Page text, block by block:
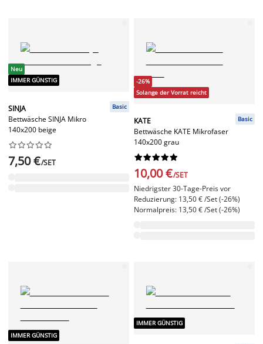
Neu
IMMER GÜNSTIG
SINJA
Bettwäsche SINJA Mikro
140x200 beige
Basic






7,50 €/SET
-26%
Solange der Vorrat reicht
KATE
Bettwäsche KATE Mikrofaser
140x200 grau
Basic






10,00 €/SET
Niedrigster 30-Tage-Preis vor
Reduzierung: 13,50 € /Set (-26%)
Normalpreis: 13,50 € /Set (-26%)
IMMER GÜNSTIG
IMMER GÜNSTIG